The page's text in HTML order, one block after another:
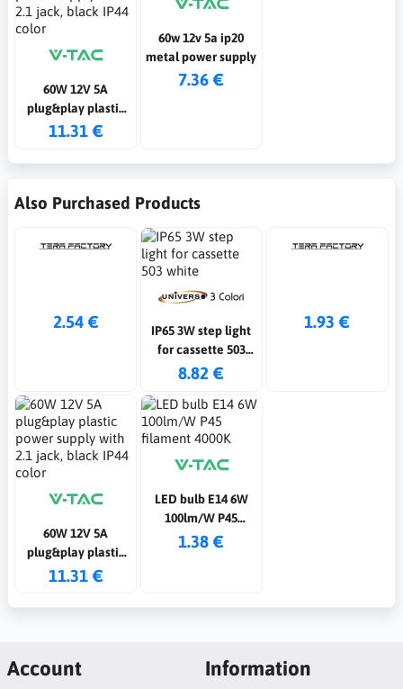
60W 12V 5A
plug&play plastic
power supply with
color
11.31 €
60w 12v 5a ip20
metal power supply
7.36 €
Also Purchased Products
2.54 €
IP65 3W step light
for cassette 503
white
8.82 €
1.93 €
60W 12V 5A
plug&play plastic
power supply with
color
11.31 €
LED bulb E14 6W
100lm/W P45
filament 4000K
1.38 €
Account Information